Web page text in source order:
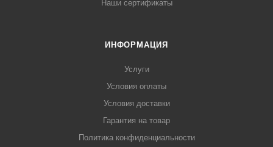
Наши сертификаты
ИНФОРМАЦИЯ
Услуги
Условия оплаты
Условия доставки
Гарантия на товар
Политика конфиденциальности